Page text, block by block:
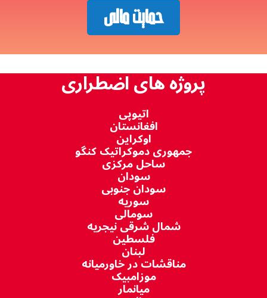
حمایت مالی
پروژه های اضطراری
اتیوپی
افغانستان
اوکراین
جمهوری دموکراتیک کنگو
ساحل مرکزی
سودان
سودان جنوبی
سوریه
سومالی
شمال شرقی نیجریه
فلسطین
لبنان
مناقشات در خاورمیانه
موزامبیک
میانمار